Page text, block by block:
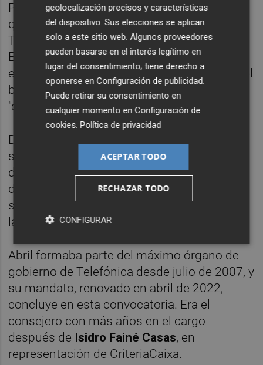
Por su parte, el pasado martes se conoció
que BBVA abandonará el consejo de
Telefónica con la salida deJosé María Abril
El presidente de Telefónica,Marc Murtra
explicó que la salida de Abril se debe a que el
banco considera que la inversión no es
"estratégica".
De este modo, José María Abril no renovará
su mandato en el consejo de administración
de Telefónica y será sustituido por la
directiva australianaJane Thompson
será nombrada consejera independiente en
la próxima junta.
Abril formaba parte del máximo órgano de
gobierno de Telefónica desde julio de 2007, y
su mandato, renovado en abril de 2022,
concluye en esta convocatoria. Era el
consejero con más años en el cargo
después de Isidro Fainé Casas, en
representación de CriteriaCaixa.
geolocalización precisos y características
del dispositivo. Sus elecciones se aplican
solo a este sitio web. Algunos proveedores
pueden basarse en el interés legítimo en
lugar del consentimiento; tiene derecho a
oponerse enConfiguración de publicidad.
Puede retirar su consentimiento en
cualquier momento enConfiguración de
cookies.Política de privacidad
ACEPTAR TODO
RECHAZAR TODO
CONFIGURAR